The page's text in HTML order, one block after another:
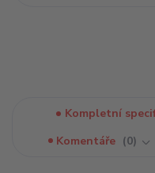
Kompletní
Komentáře
0